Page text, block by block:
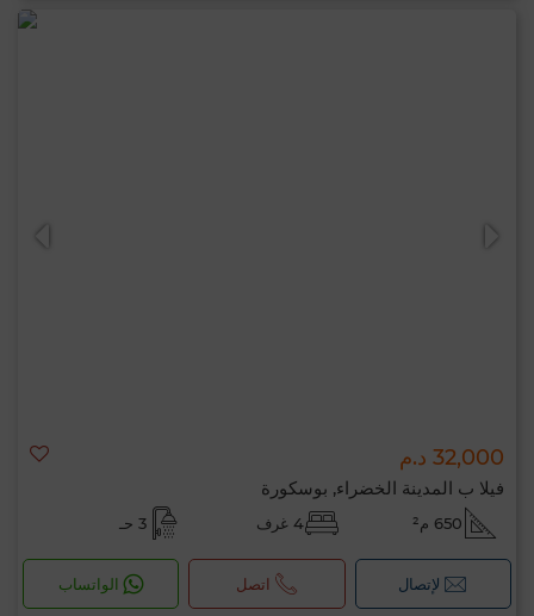
32,000 د.م
فيلا ب المدينة الخضراء, بوسكورة
650 م² 4 غرف 3 حـ
لإتصال اتصل الواتساب